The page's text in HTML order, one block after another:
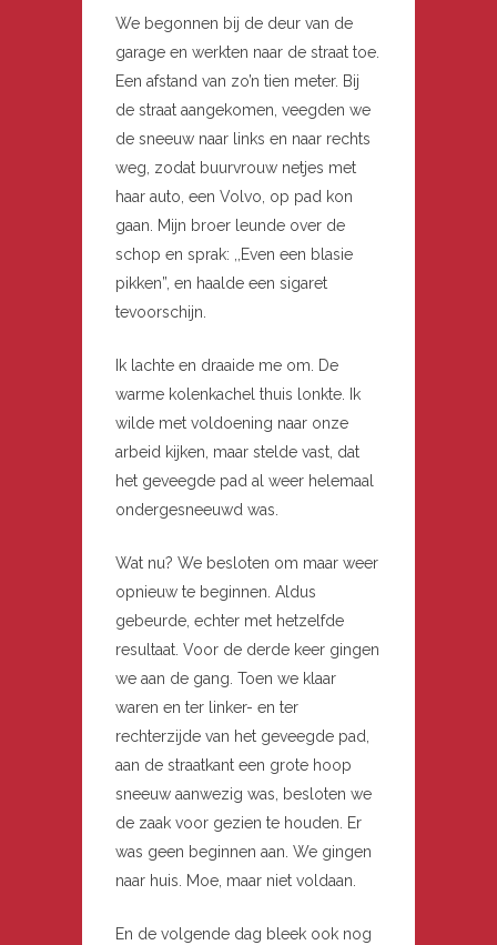
We begonnen bij de deur van de
garage en werkten naar de straat toe.
Een afstand van zo’n tien meter. Bij
de straat aangekomen, veegden we
de sneeuw naar links en naar rechts
weg, zodat buurvrouw netjes met
haar auto, een Volvo, op pad kon
gaan. Mijn broer leunde over de
schop en sprak: ,,Even een blasie
pikken”, en haalde een sigaret
tevoorschijn.
Ik lachte en draaide me om. De
warme kolenkachel thuis lonkte. Ik
wilde met voldoening naar onze
arbeid kijken, maar stelde vast, dat
het geveegde pad al weer helemaal
ondergesneeuwd was.
Wat nu? We besloten om maar weer
opnieuw te beginnen. Aldus
gebeurde, echter met hetzelfde
resultaat. Voor de derde keer gingen
we aan de gang. Toen we klaar
waren en ter linker- en ter
rechterzijde van het geveegde pad,
aan de straatkant een grote hoop
sneeuw aanwezig was, besloten we
de zaak voor gezien te houden. Er
was geen beginnen aan. We gingen
naar huis. Moe, maar niet voldaan.
En de volgende dag bleek ook nog